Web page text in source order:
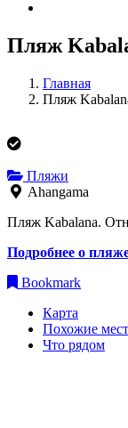
Пляж
Главная
Пляж
Пляжи
Ahangama
Пляж Kabalana.
Подробнее о
Bookmark
Карта
Похожие
Что рядом